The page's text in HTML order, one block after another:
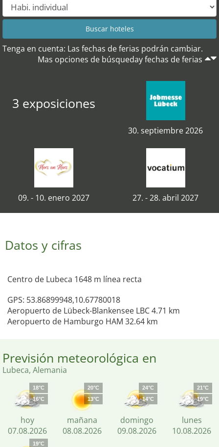
Tenga en cuenta: Las fechas de ferias podrán cambiar.
Mas opciones de búsqueday fechas de ferias
3 exposiciones
30. septiembre 2026
09. - 10. enero 2027 27. - 28. abril 2027
Datos y cifras
Centro de Lubeca 1648 m línea recta
GPS: 53.86899948,10.67780018
Aeropuerto de Lübeck-Blankensee LBC 4.71 km
Aeropuerto de Hamburgo HAM 32.64 km
Previsión meteorológica en
Lubeca, Alemania
18°C
16°C
hoy
07.08.2026
20°C
13°C
mañana
08.08.2026
24°C
14°C
domingo
09.08.2026
21°C
19°C
lunes
10.08.2026
19°C